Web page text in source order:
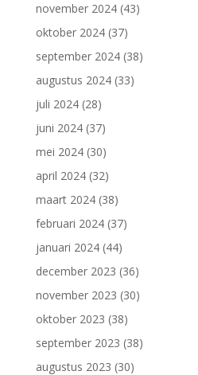
november 2024(43)
oktober 2024(37)
september 2024(38)
augustus 2024(33)
juli 2024(28)
juni 2024(37)
mei 2024(30)
april 2024(32)
maart 2024(38)
februari 2024(37)
januari 2024(44)
december 2023 (36)
november 2023 (30)
oktober 2023 (38)
september 2023 (38)
augustus 2023 (30)